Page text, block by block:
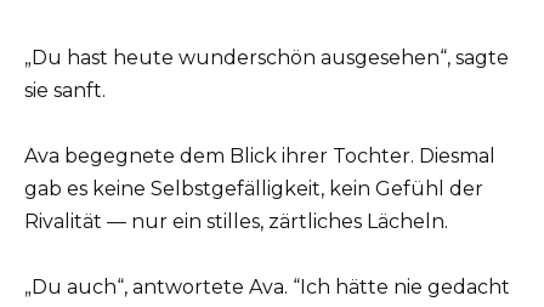
„Du hast heute wunderschön ausgesehen“, sagte
sie sanft.
Ava begegnete dem Blick ihrer Tochter. Diesmal
gab es keine Selbstgefälligkeit, kein Gefühl der
Rivalität — nur ein stilles, zärtliches Lächeln.
„Du auch“, antwortete Ava. “Ich hätte nie gedacht